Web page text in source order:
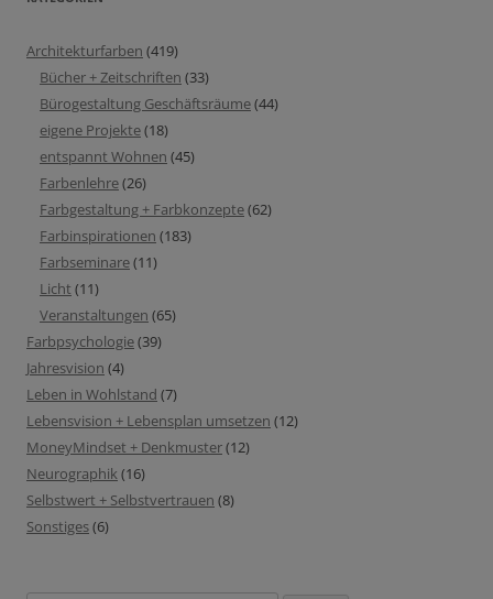
Architekturfarben (419)
Bücher + Zeitschriften (33)
Bürogestaltung Geschäftsräume(44)
eigene Projekte(18)
entspannt Wohnen (45)
Farbenlehre(26)
Farbgestaltung + Farbkonzepte(62)
Farbinspirationen (183)
Farbseminare(11)
Licht (11)
Veranstaltungen (65)
Farbpsychologie(39)
Jahresvision (4)
Leben in Wohlstand (7)
Lebensvision + Lebensplan umsetzen (12)
MoneyMindset + Denkmuster(12)
Neurographik(16)
Selbstwert + Selbstvertrauen (8)
Sonstiges(6)